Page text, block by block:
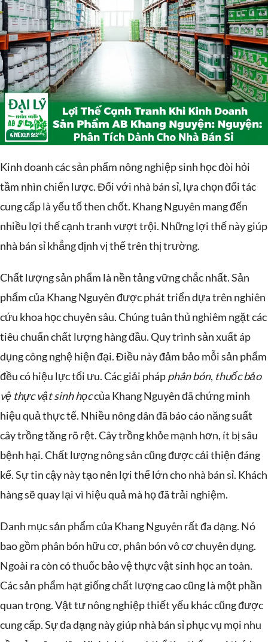
Kinh doanh các sản phẩm nông nghiệp sinh học đòi hỏi
tầm nhìn chiến lược. Đối với nhà bán sỉ, lựa chọn đối tác
cung cấp là yếu tố then chốt. Khang Nguyên mang đến
nhiều lợi thế cạnh tranh vượt trội. Những lợi thế này giúp
nhà bán sỉ khẳng định vị thế trên thị trường.
Chất lượng sản phẩm là nền tảng vững chắc nhất. Sản
phẩm của Khang Nguyên được phát triển dựa trên nghiên
cứu khoa học chuyên sâu. Chúng tuân thủ nghiêm ngặt các
tiêu chuẩn chất lượng hàng đầu. Quy trình sản xuất áp
dụng công nghệ hiện đại. Điều này đảm bảo mỗi sản phẩm
đều có hiệu lực tối ưu. Các giải phápphân bón, thuốc bảo
vệ thực vật sinh họccủa Khang Nguyên đã chứng minh
hiệu quả thực tế. Nhiều nông dân đã báo cáo năng suất
cây trồng tăng rõ rệt. Cây trồng khỏe mạnh hơn, ít bị sâu
bệnh hại. Chất lượng nông sản cũng được cải thiện đáng
kể. Sự tin cậy này tạo nên lợi thế lớn cho nhà bán sỉ. Khách
hàng sẽ quay lại vì hiệu quả mà họ đã trải nghiệm.
Danh mục sản phẩm của Khang Nguyên rất đa dạng. Nó
bao gồm phân bón hữu cơ, phân bón vô cơ chuyên dụng.
Ngoài ra còn có thuốc bảo vệ thực vật sinh học an toàn.
Các sản phẩm hạt giống chất lượng cao cũng là một phần
quan trọng. Vật tư nông nghiệp thiết yếu khác cũng được
cung cấp. Sự đa dạng này giúp nhà bán sỉ phục vụ mọi nhu